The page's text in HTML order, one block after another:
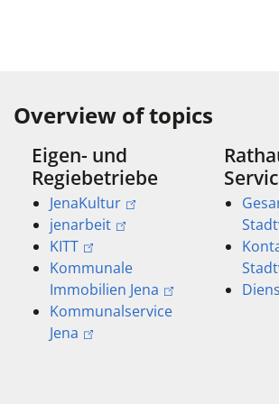
Overview of topics
Eigen- und
Regiebetriebe
JenaKultur
jenarbeit
KITT
Kommunale
Immobilien Jena
Kommunalservice
Jena